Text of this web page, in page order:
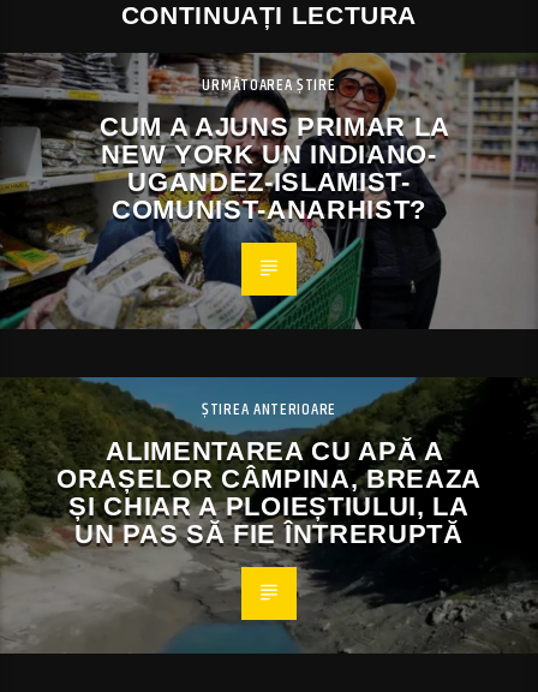
CONTINUAȚI LECTURA
URMĂTOAREA ȘTIRE
CUM A AJUNS PRIMAR LA
NEW YORK UN INDIANO-
UGANDEZ-ISLAMIST-
COMUNIST-ANARHIST?
ȘTIREA ANTERIOARE
ALIMENTAREA CU APĂ A
ORAȘELOR CÂMPINA, BREAZA
ȘI CHIAR A PLOIEȘTIULUI, LA
UN PAS SĂ FIE ÎNTRERUPTĂ